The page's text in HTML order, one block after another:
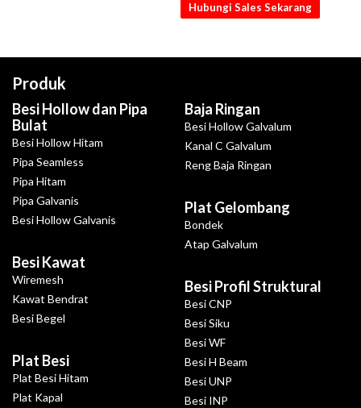
Hubungi Sales Sekarang
Produk
Besi Hollow dan Pipa
Bulat
Besi Hollow Hitam
Pipa Seamless
Pipa Hitam
Pipa Galvanis
Besi Hollow Galvanis
Besi Kawat
Wiremesh
Kawat Bendrat
Besi Begel
Plat Besi
Plat Besi Hitam
Plat Kapal
Baja Ringan
Besi Hollow Galvalum
Kanal C Galvalum
Reng Baja Ringan
Plat Gelombang
Bondek
Atap Galvalum
Besi Profil Struktural
Besi CNP
Besi Siku
Besi WF
Besi H Beam
Besi UNP
Besi INP